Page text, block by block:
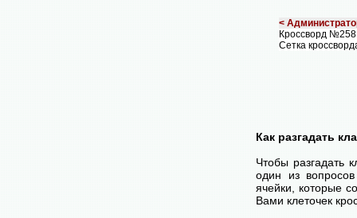
<
Кроссворд
Сетка
Как разгадать
Чтобы разгадать
один из
ячейки, которые
Вами клеточек